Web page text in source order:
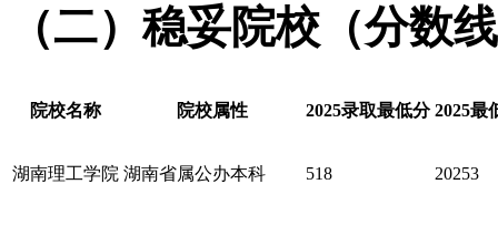
（二）稳妥院校（分数
院校名称 院校属性 2025录取最低分 2025最
湖南理工学院 湖南省属公办本科 518 20253